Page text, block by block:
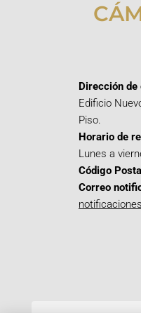
Dirección
Edificio
Piso.
Horario de
Lunes a
Código
Correo